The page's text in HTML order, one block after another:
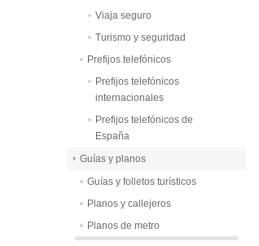
Viaja seguro
Turismo y seguridad
Prefijos telefónicos
Prefijos telefónicos
internacionales
Prefijos telefónicos de
España
Guías y planos
Guías y folletos turísticos
Planos y callejeros
Planos de metro